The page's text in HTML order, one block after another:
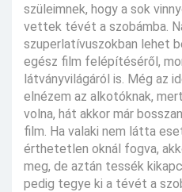
szüleimnek, hogy a sok
vettek tévét a szobámba.
szuperlatívuszokban lehet
egész film felépítéséről,
látványvilágáról is. Még az
elnézem az alkotóknak,
volna, hát akkor már
film. Ha valaki nem látta
érthetetlen oknál fogva,
meg, de aztán tessék
pedig tegye ki a tévét a